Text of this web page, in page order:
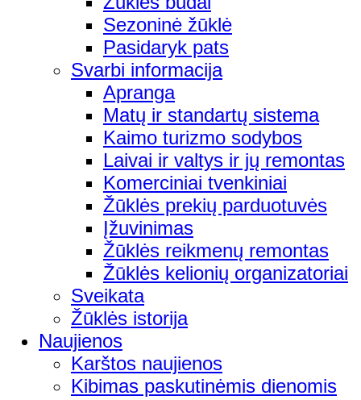
Sezoninė žūklė
Pasidaryk pats
Svarbi informacija
Apranga
Matų ir standartų sistema
Kaimo turizmo sodybos
Laivai ir valtys ir jų remontas
Komerciniai tvenkiniai
Žūklės prekių parduotuvės
Įžuvinimas
Žūklės reikmenų remontas
Žūklės kelionių organizatoriai
Sveikata
Žūklės istorija
Naujienos
Karštos naujienos
Kibimas paskutinėmis dienomis